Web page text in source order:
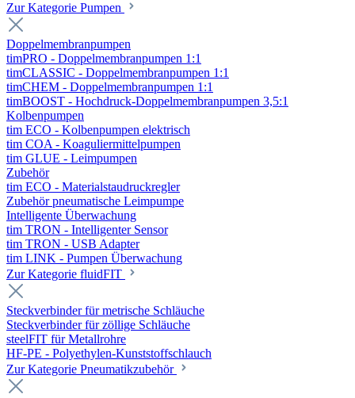
Zur Kategorie Pumpen
Doppelmembranpumpen
timPRO - Doppelmembranpumpen 1:1
timCLASSIC - Doppelmembranpumpen 1:1
timCHEM - Doppelmembranpumpen 1:1
timBOOST - Hochdruck-Doppelmembranpumpen 3,5:1
Kolbenpumpen
tim ECO - Kolbenpumpen elektrisch
tim COA - Koaguliermittelpumpen
tim GLUE - Leimpumpen
Zubehör
tim ECO - Materialstaudruckregler
Zubehör pneumatische Leimpumpe
Intelligente Überwachung
tim TRON - Intelligenter Sensor
tim TRON - USB Adapter
tim LINK - Pumpen Überwachung
Zur Kategorie fluidFIT
Steckverbinder für metrische Schläuche
Steckverbinder für zöllige Schläuche
steelFIT für Metallrohre
HF-PE - Polyethylen-Kunststoffschlauch
Zur Kategorie Pneumatikzubehör